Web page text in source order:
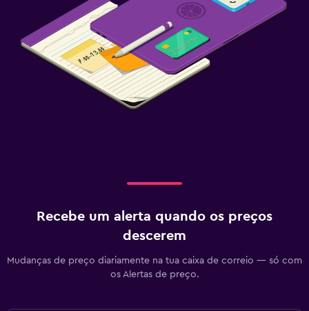
Recebe um alerta quando os preços
descerem
Mudanças de preço diariamente na tua caixa de correio — só com
os Alertas de preço.